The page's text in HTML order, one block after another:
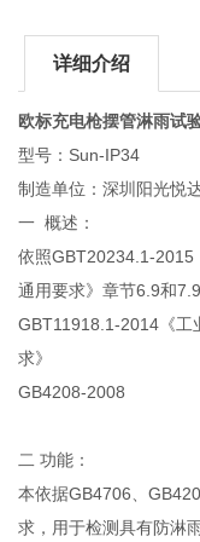
详细介绍
欧标充电枪摆管淋雨试
型号：Sun-IP34
制造单位：深圳阳光悦
一 概述：
依照GBT20234.1-2015
通用要求》章节6.9和
GBT11918.1-2014《工
求》
GB4208-2008
二 功能：
本依据GB4706、
求，用于检测具有防淋